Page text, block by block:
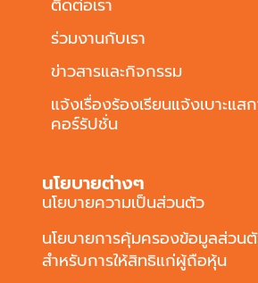
ติดต่อเรา
ร่วมงานกับเรา
ข่าวสารและกิจกรรม
แจ้งเรื่องร้องเรียนแจ้งเบาะแส
คอร์รัปชั่น
นโยบายต่างๆ
นโยบายความเป็นส่วนตัว
นโยบายการคุ้มครองข้อมูลส่วน
สำหรับการให้สิทธิแก่ผู้ถือหุ้น